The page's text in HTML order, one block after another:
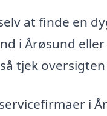
at finde en
i Årøsund
tjek
i